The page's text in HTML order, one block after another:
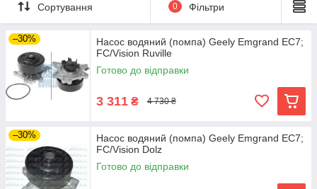
Сортування 0 Фільтри
–30%
Насос водяний (помпа) Geely Emgrand EC7;
FC/Vision Ruville
Готово до відправки
3 311 ₴ 4 730 ₴
–30%
Насос водяний (помпа) Geely Emgrand EC7;
FC/Vision Dolz
Готово до відправки